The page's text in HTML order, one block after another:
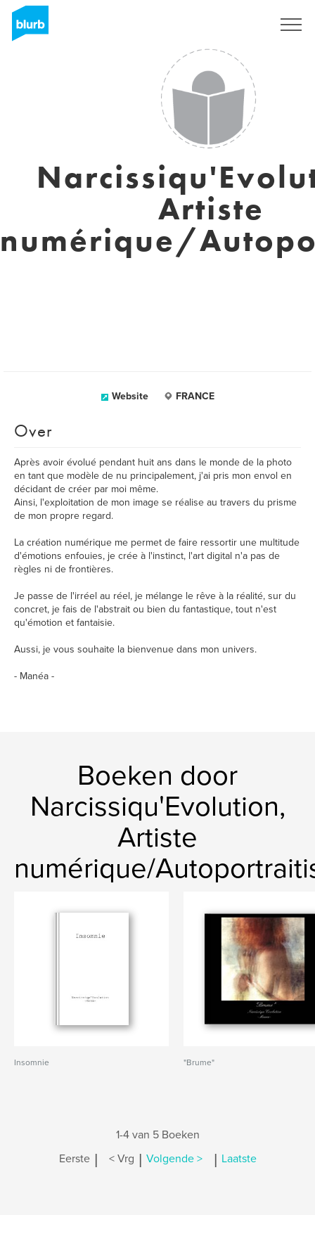
Artiste
numérique/
Website FRANCE
Over
Après avoir évolué pendant huit ans dans le monde de la photo
en tant que modèle de nu principalement, j'ai pris mon envol en
décidant de créer par moi même.
Ainsi, l'exploitation de mon image se réalise au travers du prisme
de mon propre regard.
La création numérique me permet de faire ressortir une multitude
d'émotions enfouies, je crée à l'instinct, l'art digital n'a pas de
règles ni de frontières.
Je passe de l'irréel au réel, je mélange le rêve à la réalité, sur du
concret, je fais de l'abstrait ou bien du fantastique, tout n'est
qu'émotion et fantaisie.
Aussi, je vous souhaite la bienvenue dans mon univers.
- Manéa -
Boeken door
Narcissiqu'Evolution,
Artiste
numérique/
Insomnie "Brume"
1-4 van 5 Boeken
Eerste | < Vrg | Volgende > | Laatste